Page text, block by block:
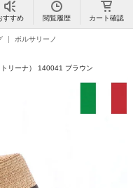
すすめ 閲覧履歴 カート確認
ボルサリーノ
リーナ） 140041 ブラウン